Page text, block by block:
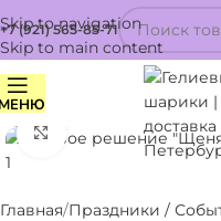
Skip to navigation
Skip to main content
+7 (921) 565-85-71
Нажмите, чтобы
Главная Праздники /